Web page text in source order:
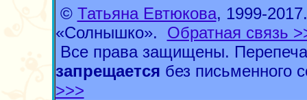
© Татьяна Евтюкова, 1999-
«Солнышко». Обратная связь
Все права защищены.
запрещается без письменного
>>>